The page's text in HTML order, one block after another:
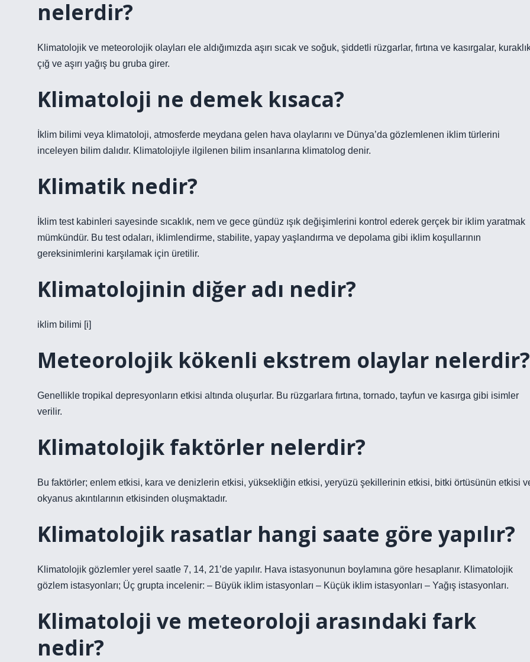
nelerdir?
Klimatolojik ve meteorolojik olayları ele aldığımızda aşırı sıcak ve soğuk, şiddetli rüzgarlar, fırtına ve kasırgalar,
çığ ve aşırı yağış bu gruba girer.
Klimatoloji ne demek kısaca?
İklim bilimi veya klimatoloji, atmosferde meydana gelen hava olaylarını ve Dünya’da gözlemlenen iklim türlerini
inceleyen bilim dalıdır. Klimatolojiyle ilgilenen bilim insanlarına klimatolog denir.
Klimatik nedir?
İklim test kabinleri sayesinde sıcaklık, nem ve gece gündüz ışık değişimlerini kontrol ederek gerçek bir iklim yaratmak
mümkündür. Bu test odaları, iklimlendirme, stabilite, yapay yaşlandırma ve depolama gibi iklim koşullarının
gereksinimlerini karşılamak için üretilir.
Klimatolojinin diğer adı nedir?
iklim bilimi [i]
Meteorolojik kökenli ekstrem olaylar nelerdir?
Genellikle tropikal depresyonların etkisi altında oluşurlar. Bu rüzgarlara fırtına, tornado, tayfun ve kasırga gibi isimler
verilir.
Klimatolojik faktörler nelerdir?
Bu faktörler; enlem etkisi, kara ve denizlerin etkisi, yüksekliğin etkisi, yeryüzü şekillerinin etkisi, bitki örtüsünün etkisi
okyanus akıntılarının etkisinden oluşmaktadır.
Klimatolojik rasatlar hangi saate göre yapılır?
Klimatolojik gözlemler yerel saatle 7, 14, 21’de yapılır. Hava istasyonunun boylamına göre hesaplanır. Klimatolojik
gözlem istasyonları; Üç grupta incelenir: – Büyük iklim istasyonları – Küçük iklim istasyonları – Yağış istasyonları.
Klimatoloji ve meteoroloji arasındaki fark
nedir?